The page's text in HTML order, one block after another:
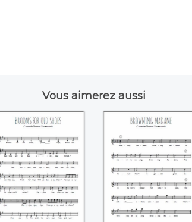
Vous aimerez aussi
Brooms for old
shoes (Thomas
Ravenscroft)
Browning Madame
(Thomas
Ravenscroft)